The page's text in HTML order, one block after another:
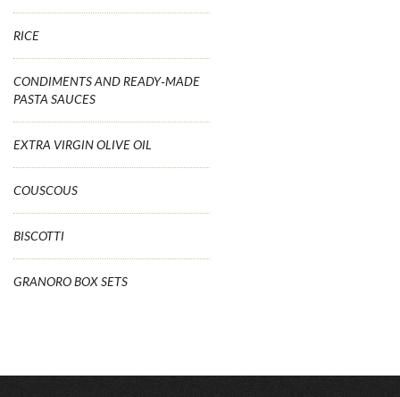
RICE
CONDIMENTS AND READY-MADE
PASTA SAUCES
EXTRA VIRGIN OLIVE OIL
COUSCOUS
BISCOTTI
GRANORO BOX SETS